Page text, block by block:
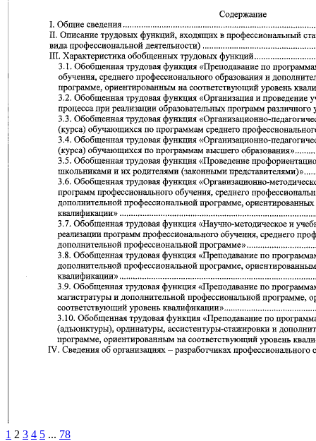
1 2 3 4 5 ... 78